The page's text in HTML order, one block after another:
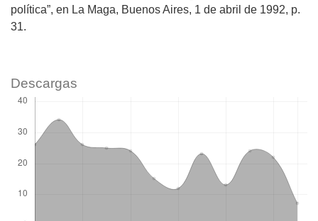
política”, en La Maga, Buenos Aires, 1 de abril de 1992, p.
31.
Descargas